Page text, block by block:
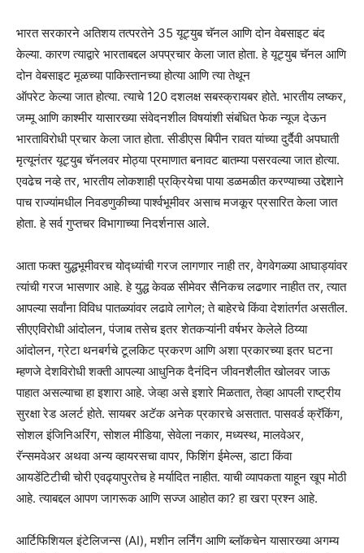
भारत सरकारने अतिशय तत्परतेने 35 यूट्युब चॅनल आणि दोन वेबसाइट बंद
केल्या. कारण त्याद्वारे भारताबद्दल अपप्रचार केला जात होता. हे यूट्युब चॅनल आणि
दोन वेबसाइट मूळच्या पाकिस्तानच्या होत्या आणि त्या तेथून
ऑपरेट केल्या जात होत्या. त्याचे 120 दशलक्ष सबस्क्रायबर होते. भारतीय लष्कर,
जम्मू आणि काश्मीर यासारख्या संवेदनशील विषयांशी संबंधित फेक न्यूज देऊन
भारताविरोधी प्रचार केला जात होता. सीडीएस बिपीन रावत यांच्या दुर्दैवी अपघाती
मृत्यूनंतर यूट्युब चॅनलवर मोठ्या प्रमाणात बनावट बातम्या पसरवल्या जात होत्या.
एवढेच नव्हे तर, भारतीय लोकशाही प्रक्रियेचा पाया डळमळीत करण्याच्या उद्देशाने
पाच राज्यांमधील निवडणुकीच्या पार्श्वभूमीवर असाच मजकूर प्रसारित केला जात
होता. हे सर्व गुप्तचर विभागाच्या निदर्शनास आले.
आता फक्त युद्धभूमीवरच योद्ध्यांची गरज लागणार नाही तर, वेगवेगळ्या आघाड्यांवर
त्यांची गरज भासणार आहे. हे युद्ध केवळ सीमेवर सैनिकच लढणार नाहीत तर, त्यात
आपल्या सर्वांना विविध पातळ्यांवर लढावे लागेल; ते बाहेरचे किंवा देशांतर्गत असतील.
सीएएविरोधी आंदोलन, पंजाब तसेच इतर शेतकऱ्यांनी वर्षभर केलेले ठिय्या
आंदोलन, ग्रेटा थनबर्गचे टूलकिट प्रकरण आणि अशा प्रकारच्या इतर घटना
म्हणजे देशविरोधी शक्ती आपल्या आधुनिक दैनंदिन जीवनशैलीत खोलवर जाऊ
पाहात असल्याचा हा इशारा आहे. जेव्हा असे इशारे मिळतात, तेव्हा आपली राष्ट्रीय
सुरक्षा रेड अलर्ट होते. सायबर अटॅक अनेक प्रकारचे असतात. पासवर्ड क्रॅकिंग,
सोशल इंजिनिअरिंग, सोशल मीडिया, सेवेला नकार, मध्यस्थ, मालवेअर,
रॅन्समवेअर अथवा अन्य व्हायरसचा वापर, फिशिंग ईमेल्स, डाटा किंवा
आयडेंटिटीची चोरी एवढ्यापुरतेच हे मर्यादित नाहीत. याची व्यापकता याहून खूप मोठी
आहे. त्याबद्दल आपण जागरूक आणि सज्ज आहोत का? हा खरा प्रश्न आहे.
आर्टिफिशियल इंटेलिजन्स (AI), मशीन लर्निंग आणि ब्लॉकचेन यासारख्या अगम्य